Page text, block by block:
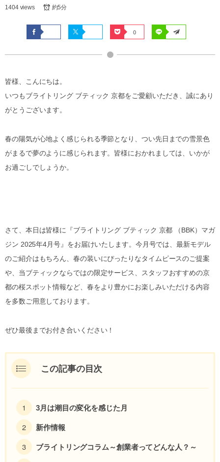
1404 views 約5分
0
皆様、こんにちは。
いつもブライトリング ブティック 京都をご愛顧いただき、誠にあり
がとうございます。
春の陽気が心地よく感じられる季節となり、つい先日までの雪景色
がまるで夢のように感じられます。皆様におかれましては、いかが
お過ごしでしょうか。
さて、本日は皆様に『ブライトリング ブティック 京都 （BBK）マガ
ジン 2025年4月号』をお届けいたします。今月号では、最新モデル
のご紹介はもちろん、春の装いにぴったりなタイムピースのご提案
や、当ブティックならではの限定サービス、スタッフおすすめの京
都の桜スポット情報など、春をより豊かにお楽しみいただける内容
を多数ご用意しております。
ぜひ最後までお付き合いください！
この記事の目次
3月は潮目の変化を感じた月
新作情報
ブライトリングコラム～創業者ってどんな人？～